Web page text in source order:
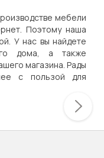
мебели
Поэтому наша
У нас вы найдете
дома, а также
магазина. Рады
с пользой для